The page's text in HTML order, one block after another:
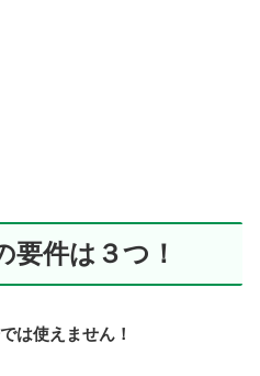
要件は３つ！
は使えません！